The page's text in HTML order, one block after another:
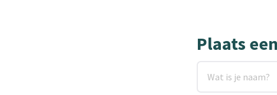
Plaats